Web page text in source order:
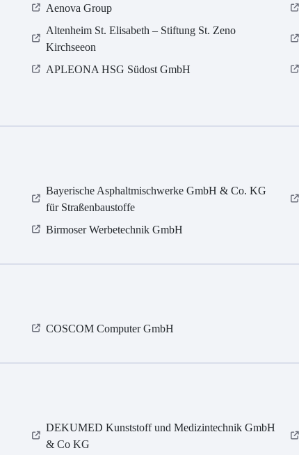
Aenova Group
Altenheim St. Elisabeth – Stiftung St. Zeno
Kirchseeon
APLEONA HSG Südost GmbH
Bayerische Asphaltmischwerke GmbH & Co. KG
für Straßenbaustoffe
Birmoser Werbetechnik GmbH
COSCOM Computer GmbH
DEKUMED Kunststoff und Medizintechnik GmbH
& Co KG